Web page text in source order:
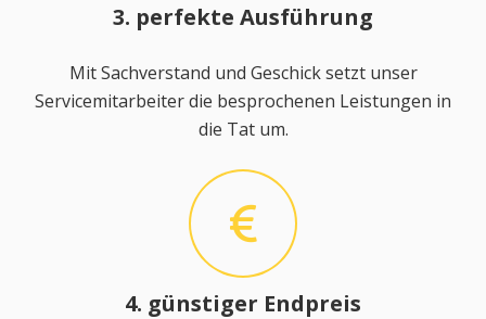
3. perfekte Ausführung
Mit Sachverstand und Geschick setzt unser
Servicemitarbeiter die besprochenen Leistungen in
die Tat um.
4. günstiger Endpreis